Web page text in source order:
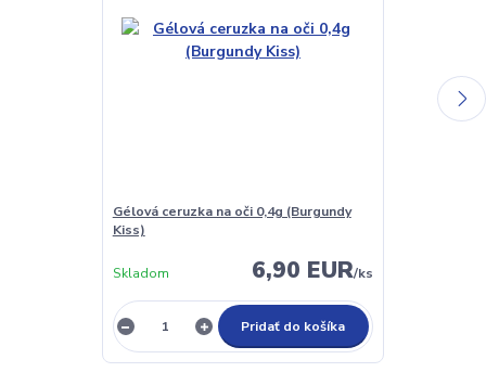
Gélová ceruzka na oči 0,4g (Burgundy
Kiss)
6,90 EUR/ks
Skladom
Pridať do košíka